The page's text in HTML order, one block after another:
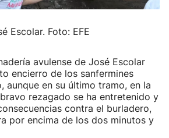
Escolar. Foto: EFE
avulense de José Escolar
encierro de los sanfermines
aunque en su último tramo, en la
rezagado se ha entretenido y
contra el burladero,
por encima de los dos minutos y